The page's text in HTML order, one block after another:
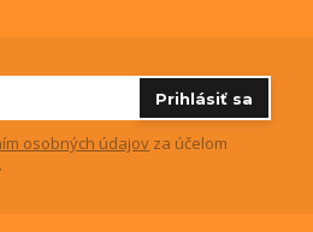
Prihlásiť sa
osobných údajov za účelom